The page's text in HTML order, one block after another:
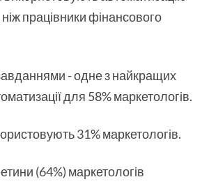
працівники фінансового
- одне з найкращих
для 58% маркетологів.
31% маркетологів.
(64%) маркетологів